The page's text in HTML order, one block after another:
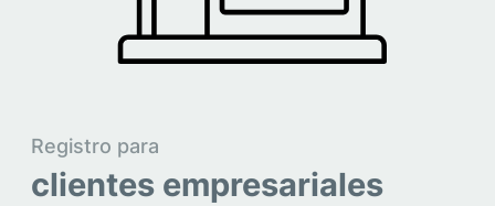
Registro para
clientes empresariales